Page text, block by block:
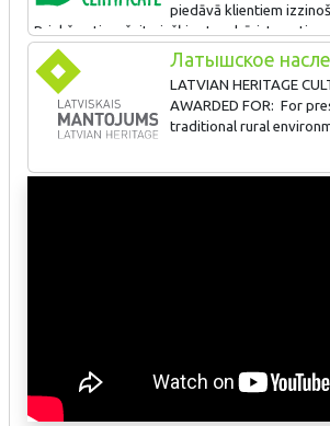
piedāvā klientiem
Priekšmetiem šeit piešķir otro dzīvi, tos
Ēku renovācijā ir izmantotas koka daļas no
pamestajām muižām.
Латышское
LATVIAN HERITAGE
AWARDED FOR: For
traditional rural